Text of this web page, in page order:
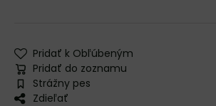
Pridať k Obľúbeným
Pridať do zoznamu
Strážny pes
Zdieľať